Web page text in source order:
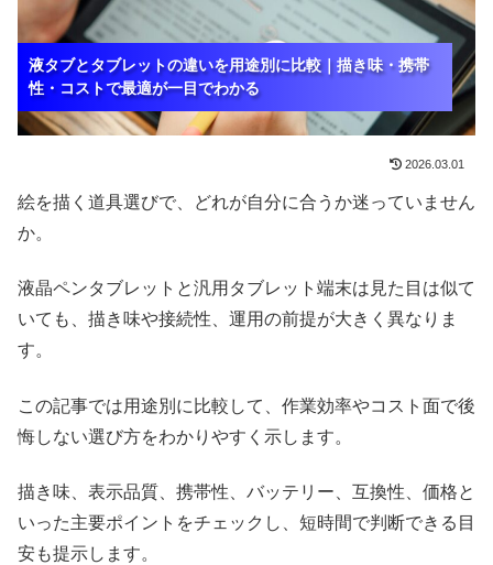
液タブとタブレットの違いを用途別に比較｜描き味・携帯
性・コストで最適が一目でわかる
液タブとタブレットの違いを用途別に比較｜描き味・携帯
性・コストで最適が一目でわかる
液タブとタブレットの違いを用途別に比較｜描き味・携帯
性・コストで最適が一目でわかる
2026.03.01
絵を描く道具選びで、どれが自分に合うか迷っていません
か。
液晶ペンタブレットと汎用タブレット端末は見た目は似て
いても、描き味や接続性、運用の前提が大きく異なりま
す。
この記事では用途別に比較して、作業効率やコスト面で後
悔しない選び方をわかりやすく示します。
描き味、表示品質、携帯性、バッテリー、互換性、価格と
いった主要ポイントをチェックし、短時間で判断できる目
安も提示します。